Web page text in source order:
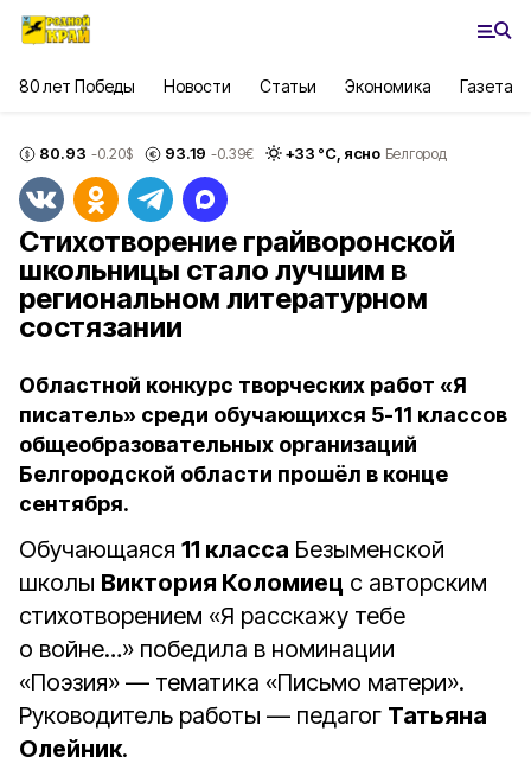
80 лет Победы Новости Статьи Экономика Газета
80.93 -0.20$ 93.19 -0.39€ +33 °С, ясно Белгород
Стихотворение грайворонской
школьницы стало лучшим в
региональном литературном
состязании
Областной конкурс творческих работ «Я
писатель» среди обучающихся 5-11 классов
общеобразовательных организаций
Белгородской области прошёл в конце
сентября.
Обучающаяся 11 класса Безыменской
школы Виктория Коломиец с авторским
стихотворением «Я расскажу тебе
о войне…» победила в номинации
«Поэзия» — тематика «Письмо матери».
Руководитель работы — педагог Татьяна
Олейник.